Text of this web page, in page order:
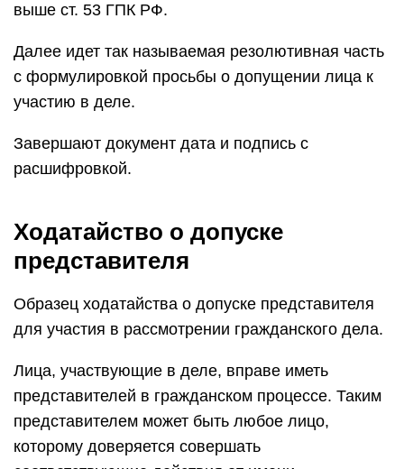
выше ст. 53 ГПК РФ.
Далее идет так называемая резолютивная часть
с формулировкой просьбы о допущении лица к
участию в деле.
Завершают документ дата и подпись с
расшифровкой.
Ходатайство о допуске
представителя
Образец ходатайства о допуске представителя
для участия в рассмотрении гражданского дела.
Лица, участвующие в деле, вправе иметь
представителей в гражданском процессе. Таким
представителем может быть любое лицо,
которому доверяется совершать